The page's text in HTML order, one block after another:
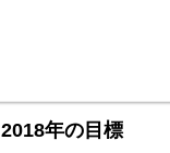
2018年の目標